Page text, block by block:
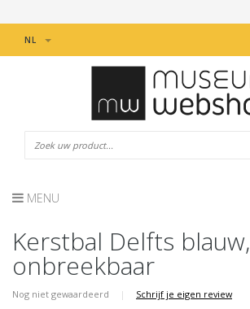
NL
MENU
Kerstbal Delfts blauw,
onbreekbaar
Nog niet gewaardeerd | Schrijf je eigen review